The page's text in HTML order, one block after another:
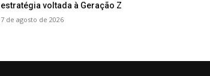
estratégia voltada à Geração Z
7 de agosto de 2026